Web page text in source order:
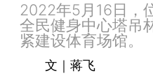
2022年5月16日，
全民健身中心塔吊
紧建设体育场馆。
文｜蒋飞